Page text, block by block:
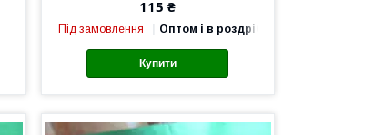
115 ₴
Під замовлення Оптом і в роздріб
Купити